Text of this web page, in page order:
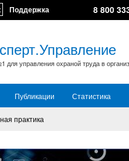
Поддержка 8 800
для управления охраной труда в
Публикации Статистика
практика